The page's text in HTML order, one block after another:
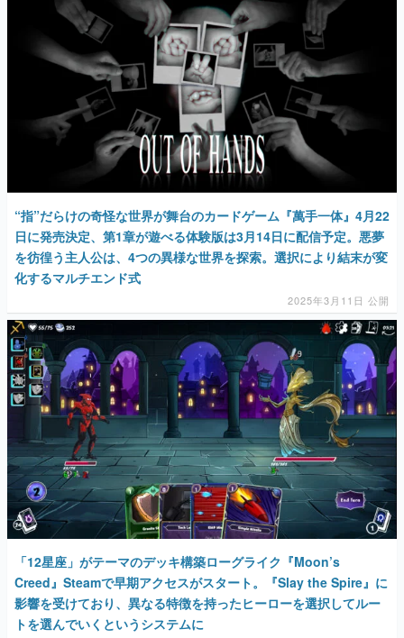
“指”だらけの奇怪な世界が舞台のカードゲーム『萬手一体』4月22
日に発売決定、第1章が遊べる体験版は3月14日に配信予定。悪夢
を彷徨う主人公は、4つの異様な世界を探索。選択により結末が変
化するマルチエンド式
2025年3月11日 公開
「12星座」がテーマのデッキ構築ローグライク『Moon’s
Creed』Steamで早期アクセスがスタート。『Slay the Spire』に
影響を受けており、異なる特徴を持ったヒーローを選択してルー
トを選んでいくというシステムに